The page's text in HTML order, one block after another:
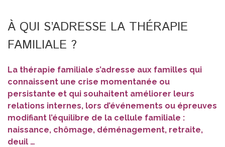
À QUI S’ADRESSE LA THÉRAPIE
FAMILIALE ?
La thérapie familiale s’adresse aux familles qui
connaissent une crise momentanée ou
persistante et qui souhaitent améliorer leurs
relations internes, lors d’événements ou épreuves
modifiant l’équilibre de la cellule familiale :
naissance, chômage, déménagement, retraite,
deuil …